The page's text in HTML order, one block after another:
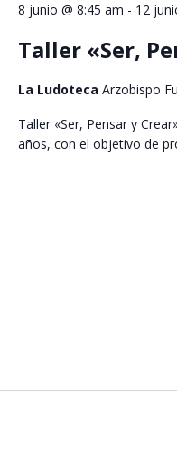
8 junio @ 8:45 am - 12
Taller «Ser,
La Ludoteca Arzobispo
Taller «Ser, Pensar y
años, con el objetivo de